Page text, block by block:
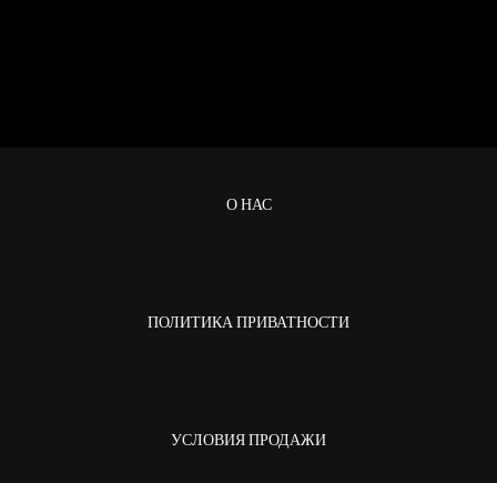
О НАС
ПОЛИТИКА ПРИВАТНОСТИ
УСЛОВИЯ ПРОДАЖИ